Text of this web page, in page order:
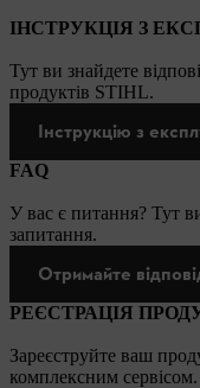
ІНСТРУКЦІЯ З
Тут ви знайдете
продуктів STIHL.
Інструкцію з
FAQ
У вас є питання? Тут
запитання.
Отримайте
РЕЄСТРАЦІЯ
Зареєструйте ваш
комплексним сервісом.